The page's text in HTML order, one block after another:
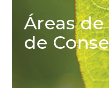
Áreas
de